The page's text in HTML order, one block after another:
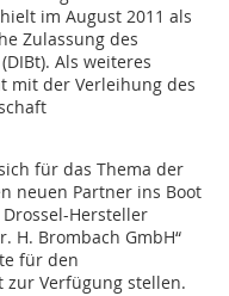
im August 2011 als
Zulassung des
Als weiteres
mit der Verleihung des
für das Thema der
neuen Partner ins Boot
Hersteller
H. Brombach GmbH“
für den
zur Verfügung stellen.